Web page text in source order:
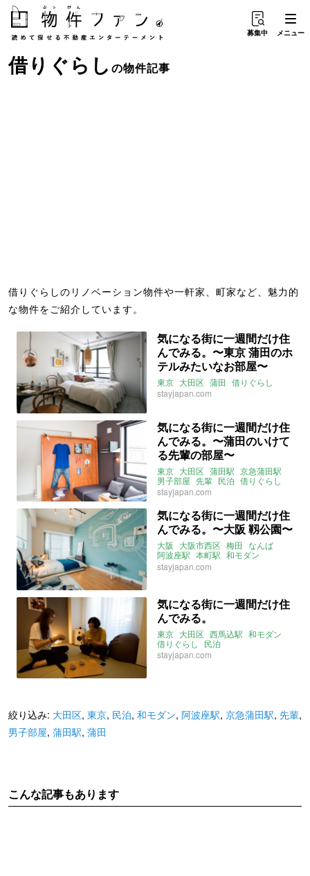
募集中 メニュー
借りぐらし の物件記事
借りぐらしのリノベーション物件や一軒家、町家など、魅力的
な物件をご紹介しています。
気になる街に一週間だけ住
んでみる。〜東京 蒲田のホ
テルみたいなお部屋〜
東京 大田区 蒲田 借りぐらし
stayjapan.com
気になる街に一週間だけ住
んでみる。〜蒲田のいけて
る先輩の部屋〜
東京 大田区 蒲田駅 京急蒲田駅
男子部屋 先輩 民泊 借りぐらし
stayjapan.com
気になる街に一週間だけ住
んでみる。〜大阪 靱公園〜
大阪 大阪市西区 梅田 なんば
阿波座駅 本町駅 和モダン
チョークアート
stayjapan.com
気になる街に一週間だけ住
んでみる。
東京 大田区 西馬込駅 和モダン
借りぐらし
民泊
stayjapan.com
絞り込み: 大田区, 東京, 民泊, 和モダン, 阿波座駅, 京急蒲田駅, 先輩,
男子部屋, 蒲田駅, 蒲田
こんな記事もあります